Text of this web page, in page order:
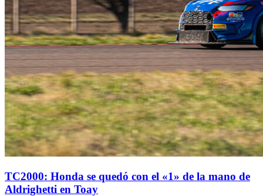
TC2000: Honda se quedó con el «1» de la mano de
Aldrighetti en Toay